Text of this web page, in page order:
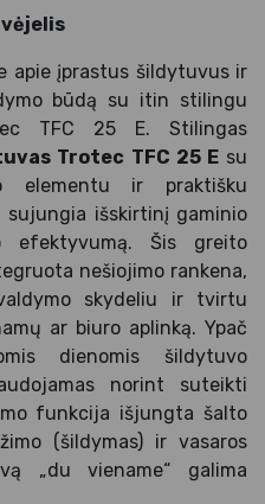
apie įprastus šildytuvus ir
būdą su itin stilingu
TFC 25 E. Stilingas
Trotec TFC 25 Esu
elementu ir praktišku
išskirtinį gaminio
efektyvumą. Šis greito
nešiojimo rankena,
skydeliu ir tvirtu
ar biuro aplinką. Ypač
dienomis šildytuvo
norint suteikti
funkcija išjungta šalto
(šildymas) ir vasaros
„du viename“ galima